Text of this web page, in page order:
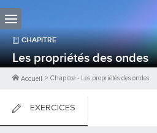
CHAPITRE
Les propriétés des ondes
Accueil > Chapitre - Les propriétés des ondes
EXERCICES